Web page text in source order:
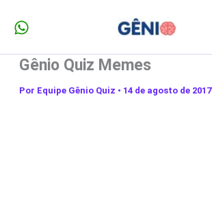
para
conteúdo
Gênio Quiz Memes
Por Equipe Gênio Quiz • 14 de agosto de 2017